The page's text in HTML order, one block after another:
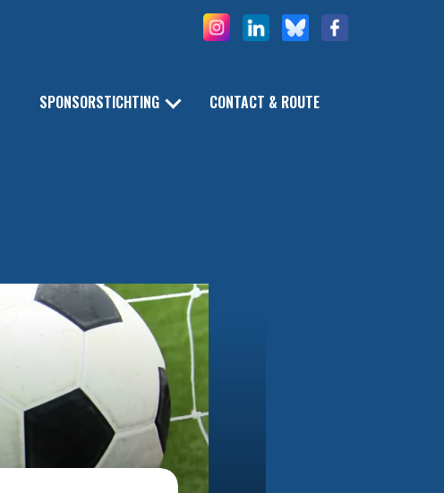
SPONSORSTICHTING CONTACT & ROUTE
Bekijk alle foto's